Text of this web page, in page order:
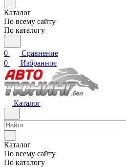
Каталог
По всему сайту
По каталогу
0
Сравнение
0
Избранное
Каталог
Каталог
По всему сайту
По каталогу